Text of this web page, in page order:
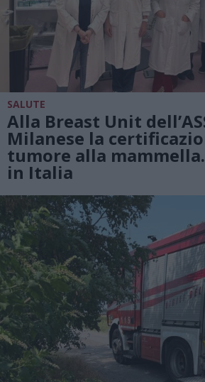
SALUTE
Alla Breast Unit
Milanese la
tumore alla
in Italia